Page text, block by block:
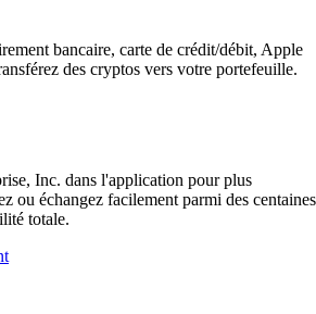
bancaire, carte de crédit/débit, Apple
des cryptos vers votre portefeuille.
Inc. dans l'application pour plus
ou échangez facilement parmi des centaines
totale.